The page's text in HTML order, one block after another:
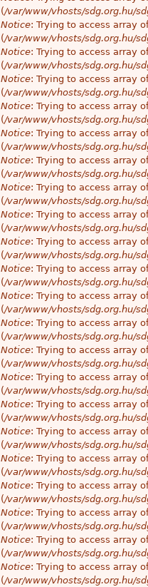
(/var/www/vhosts/sdg.org.hu/
Notice: Trying to access array
(/var/www/vhosts/sdg.org.hu/
Notice: Trying to access array
(/var/www/vhosts/sdg.org.hu/
Notice: Trying to access array
(/var/www/vhosts/sdg.org.hu/
Notice: Trying to access array
(/var/www/vhosts/sdg.org.hu/
Notice: Trying to access array
(/var/www/vhosts/sdg.org.hu/
Notice: Trying to access array
(/var/www/vhosts/sdg.org.hu/
Notice: Trying to access array
(/var/www/vhosts/sdg.org.hu/
Notice: Trying to access array
(/var/www/vhosts/sdg.org.hu/
Notice: Trying to access array
(/var/www/vhosts/sdg.org.hu/
Notice: Trying to access array
(/var/www/vhosts/sdg.org.hu/
Notice: Trying to access array
(/var/www/vhosts/sdg.org.hu/
Notice: Trying to access array
(/var/www/vhosts/sdg.org.hu/
Notice: Trying to access array
(/var/www/vhosts/sdg.org.hu/
Notice: Trying to access array
(/var/www/vhosts/sdg.org.hu/
Notice: Trying to access array
(/var/www/vhosts/sdg.org.hu/
Notice: Trying to access array
(/var/www/vhosts/sdg.org.hu/
Notice: Trying to access array
(/var/www/vhosts/sdg.org.hu/
Notice: Trying to access array
(/var/www/vhosts/sdg.org.hu/
Notice: Trying to access array
(/var/www/vhosts/sdg.org.hu/
Notice: Trying to access array
(/var/www/vhosts/sdg.org.hu/
Notice: Trying to access array
(/var/www/vhosts/sdg.org.hu/